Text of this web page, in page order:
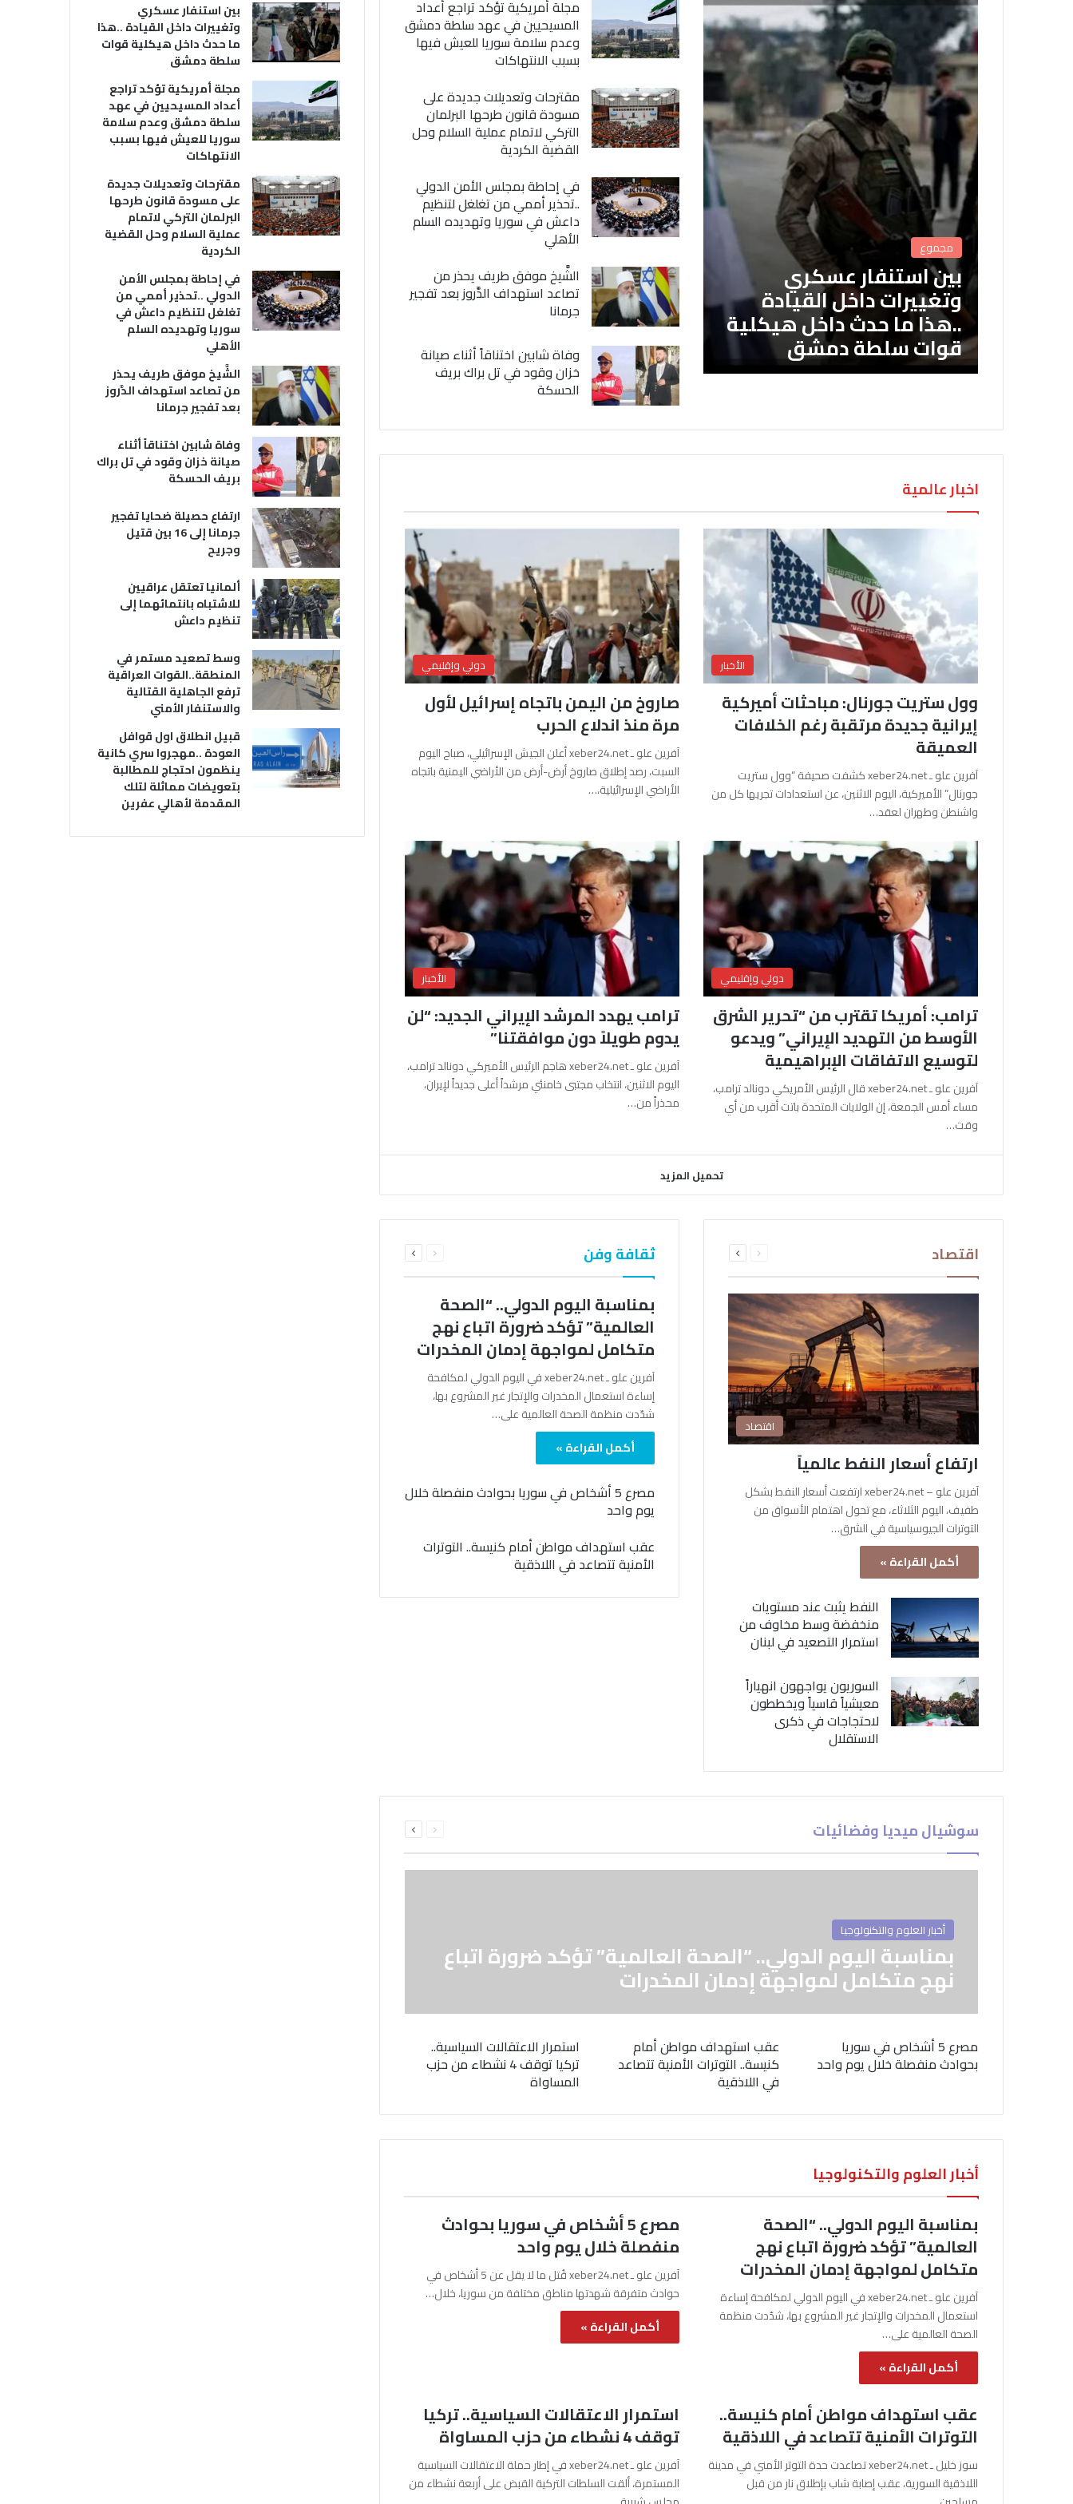
مجموع
بين استنفار عسكري
وتغييرات داخل القيادة
..هذا ما حدث داخل هيكلية
قوات سلطة دمشق
مجلة أمريكية تؤكد تراجع أعداد
المسيحيين في عهد سلطة دمشق
وعدم سلامة سوريا للعيش فيها
بسبب الانتهاكات
مقترحات وتعديلات جديدة على
مسودة قانون طرحها البرلمان
التركي لاتمام عملية السلام وحل
القضية الكردية
في إحاطة بمجلس الأمن الدولي
..تحذير أممي من تغلغل لتنظيم
داعش في سوريا وتهديده السلم
الأهلي
الشَّيخ موفق طريف يحذر من
تصاعد استهداف الدَّروز بعد تفجير
جرمانا
وفاة شابين اختناقاً أثناء صيانة
خزان وقود في تل براك بريف
الحسكة
اخبار عالمية
الأخبار
وول ستريت جورنال: مباحثات أميركية
إيرانية جديدة مرتقبة رغم الخلافات
العميقة
آفرين علو ـ xeber24.net كشفت صحيفة “وول ستريت
جورنال” الأميركية، اليوم الاثنين، عن استعدادات تجريها كل من
واشنطن وطهران لعقد…
دولي وإقليمي
صاروخ من اليمن باتجاه إسرائيل لأول
مرة منذ اندلاع الحرب
آفرين علو ـ xeber24.net أعلن الجيش الإسرائيلي، صباح اليوم
السبت، رصد إطلاق صاروخ أرض-أرض من الأراضي اليمنية باتجاه
الأراضي الإسرائيلية،…
دولي وإقليمي
ترامب: أمريكا تقترب من “تحرير الشرق
الأوسط من التهديد الإيراني” ويدعو
لتوسيع الاتفاقات الإبراهيمية
آفرين علو ـ xeber24.net قال الرئيس الأمريكي دونالد ترامب،
مساء أمس الجمعة، إن الولايات المتحدة باتت أقرب من أي
وقت…
الأخبار
ترامب يهدد المرشد الإيراني الجديد: “لن
يدوم طويلاً دون موافقتنا”
آفرين علو ـ xeber24.net هاجم الرئيس الأميركي دونالد ترامب،
اليوم الاثنين، انتخاب مجتبى خامنئي مرشداً أعلى جديداً لإيران،
محذراً من…
تحميل المزيد
اقتصاد الصفحةالصفحة
اقتصاد
ارتفاع أسعار النفط عالمياً
آفرين علو – xeber24.net ارتفعت أسعار النفط بشكل
طفيف، اليوم الثلاثاء، مع تحول اهتمام الأسواق من
التوترات الجيوسياسية في الشرق…
أكمل القراءة »
النفط يثبت عند مستويات
منخفضة وسط مخاوف من
استمرار التصعيد في لبنان
السوريون يواجهون انهياراً
معيشياً قاسياً ويخططون
لاحتجاجات في ذكرى
الاستقلال
ثقافة وفن الصفحةالصفحة
بمناسبة اليوم الدولي.. “الصحة
العالمية” تؤكد ضرورة اتباع نهج
متكامل لمواجهة إدمان المخدرات
آفرين علو ـ xeber24.net في اليوم الدولي لمكافحة
إساءة استعمال المخدرات والإتجار غير المشروع بها،
شدّدت منظمة الصحة العالمية على…
أكمل القراءة »
مصرع 5 أشخاص في سوريا بحوادث منفصلة خلال
يوم واحد
عقب استهداف مواطن أمام كنيسة.. التوترات
الأمنية تتصاعد في اللاذقية
سوشيال ميديا وفضائيات الصفحةالصفحة
أخبار العلوم والتكنولوجيا
بمناسبة اليوم الدولي.. “الصحة العالمية” تؤكد ضرورة اتباع
نهج متكامل لمواجهة إدمان المخدرات
مصرع 5 أشخاص في سوريا
بحوادث منفصلة خلال يوم واحد
عقب استهداف مواطن أمام
كنيسة.. التوترات الأمنية تتصاعد
في اللاذقية
استمرار الاعتقالات السياسية..
تركيا توقف 4 نشطاء من حزب
المساواة
أخبار العلوم والتكنولوجيا
بمناسبة اليوم الدولي.. “الصحة
العالمية” تؤكد ضرورة اتباع نهج
متكامل لمواجهة إدمان المخدرات
آفرين علو ـ xeber24.net في اليوم الدولي لمكافحة إساءة
استعمال المخدرات والإتجار غير المشروع بها، شدّدت منظمة
الصحة العالمية على…
أكمل القراءة »
مصرع 5 أشخاص في سوريا بحوادث
منفصلة خلال يوم واحد
آفرين علو ـ xeber24.net قُتل ما لا يقل عن 5 أشخاص في
حوادث متفرقة شهدتها مناطق مختلفة من سوريا، خلال…
أكمل القراءة »
عقب استهداف مواطن أمام كنيسة..
التوترات الأمنية تتصاعد في اللاذقية
سوز خليل ـ xeber24.net تصاعدت حدة التوتر الأمني في مدينة
اللاذقية السورية، عقب إصابة شاب بإطلاق نار من قبل
استمرار الاعتقالات السياسية.. تركيا
توقف 4 نشطاء من حزب المساواة
آفرين علو ـ xeber24.net في إطار حملة الاعتقالات السياسية
المستمرة، ألقت السلطات التركية القبض على أربعة نشطاء من
بين استنفار عسكري
وتغييرات داخل القيادة ..هذا
ما حدث داخل هيكلية قوات
سلطة دمشق
مجلة أمريكية تؤكد تراجع
أعداد المسيحيين في عهد
سلطة دمشق وعدم سلامة
سوريا للعيش فيها بسبب
الانتهاكات
مقترحات وتعديلات جديدة
على مسودة قانون طرحها
البرلمان التركي لاتمام
عملية السلام وحل القضية
الكردية
في إحاطة بمجلس الأمن
الدولي ..تحذير أممي من
تغلغل لتنظيم داعش في
سوريا وتهديده السلم
الأهلي
الشَّيخ موفق طريف يحذر
من تصاعد استهداف الدَّروز
بعد تفجير جرمانا
وفاة شابين اختناقاً أثناء
صيانة خزان وقود في تل براك
بريف الحسكة
ارتفاع حصيلة ضحايا تفجير
جرمانا إلى 16 بين قتيل
وجريح
ألمانيا تعتقل عراقيين
للاشتباه بانتمائهما إلى
تنظيم داعش
وسط تصعيد مستمر في
المنطقة..القوات العراقية
ترفع الجاهلية القتالية
والاستنفار الأمني
قبيل انطلاق اول قوافل
العودة ..مهجروا سري كانية
ينظمون احتجاج للمطالبة
بتعويضات مماثلة لتلك
المقدمة لأهالي عفرين